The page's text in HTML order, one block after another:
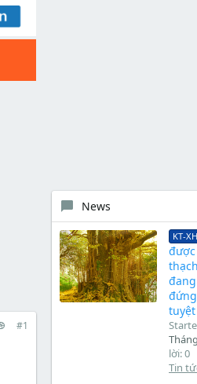
#1
News
KT-XH
lời: 0
Tin